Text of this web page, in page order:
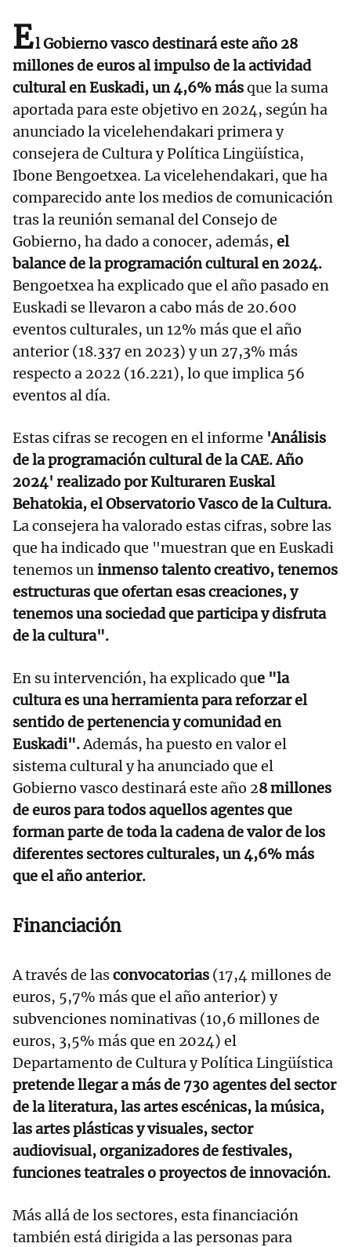
El Gobierno vasco destinará este año 28
millones de euros al impulso de la actividad
cultural en Euskadi, un 4,6% másque la suma
aportada para este objetivo en 2024, según ha
anunciado la vicelehendakari primera y
consejera de Cultura y Política Lingüística,
Ibone Bengoetxea. La vicelehendakari, que ha
comparecido ante los medios de comunicación
tras la reunión semanal del Consejo de
Gobierno, ha dado a conocer, además, el
balance de la programación cultural en 2024.
Bengoetxea ha explicado que el año pasado en
Euskadi se llevaron a cabo más de 20.600
eventos culturales, un 12% más que el año
anterior (18.337 en 2023) y un 27,3% más
respecto a 2022 (16.221), lo que implica 56
eventos al día.
Estas cifras se recogen en el informe 'Análisis
de la programación cultural de la CAE. Año
2024' realizado por Kulturaren Euskal
Behatokia, el Observatorio Vasco de la Cultura.
La consejera ha valorado estas cifras, sobre las
que ha indicado que "muestran que en Euskadi
tenemos uninmenso talento creativo, tenemos
estructuras que ofertan esas creaciones, y
tenemos una sociedad que participa y disfruta
de la cultura".
En su intervención, ha explicado que "la
cultura es una herramienta para reforzar el
sentido de pertenencia y comunidad en
Euskadi".Además, ha puesto en valor el
sistema cultural y ha anunciado que el
Gobierno vasco destinará este año 28 millones
de euros para todos aquellos agentes que
forman parte de toda la cadena de valor de los
diferentes sectores culturales, un 4,6% más
que el año anterior.
Financiación
A través de lasconvocatorias (17,4 millones de
euros, 5,7% más que el año anterior) y
subvenciones nominativas (10,6 millones de
euros, 3,5% más que en 2024) el
Departamento de Cultura y Política Lingüística
pretende llegar a más de 730 agentes del sector
de la literatura, las artes escénicas, la música,
las artes plásticas y visuales, sector
audiovisual, organizadores de festivales,
funciones teatrales o proyectos de innovación.
Más allá de los sectores, esta financiación
también está dirigida a las personas para